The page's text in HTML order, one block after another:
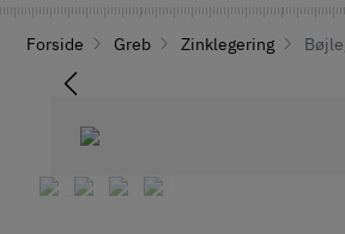
Forside Greb Zinklegering